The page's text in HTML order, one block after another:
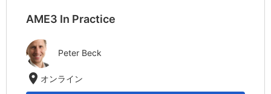
AME3 In Practice
Peter Beck
location_on オンライン